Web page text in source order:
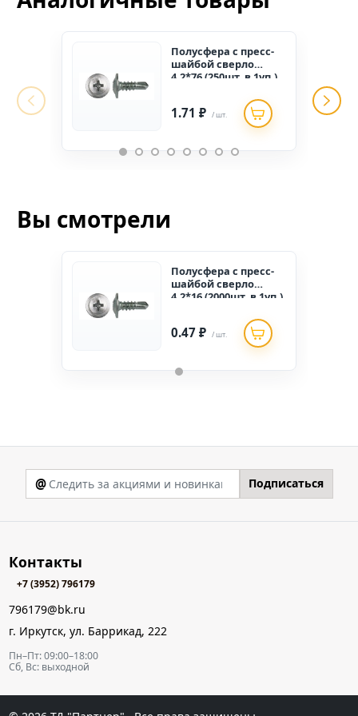
Полусфера с пресс-
шайбой сверло
4,2*76 (250шт. в 1уп.)
1.71 ₽ / шт.
Вы смотрели
Полусфера с пресс-
шайбой сверло
4,2*16 (2000шт. в 1уп.)
0.47 ₽ / шт.
@ Подписаться
Контакты
+7 (3952) 796179
796179@bk.ru
г. Иркутск, ул. Баррикад, 222
Пн–Пт: 09:00–18:00
Сб, Вс: выходной